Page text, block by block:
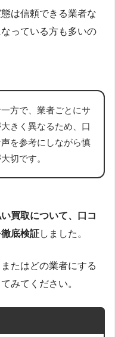
は信頼できる業者な
っている方も多いの
方で、業者ごとにサ
きく異なるため、口
を参考にしながら慎
切です。
買取について、口コ
底検証しました。
たはどの業者にする
みてください。